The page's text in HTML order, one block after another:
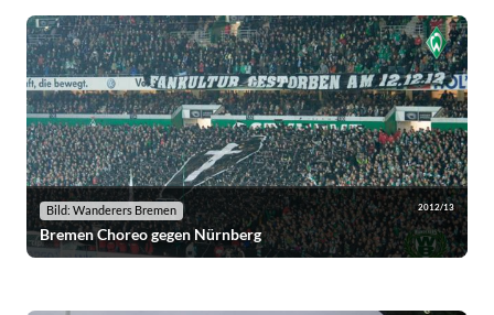
Bild: Wanderers Bremen 2012/13
Bremen Choreo gegen Nürnberg